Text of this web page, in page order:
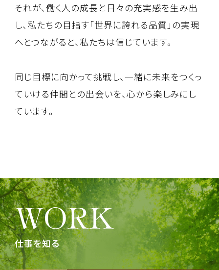
それが、働く人の成長と日々の充実感を生み出
し、私たちの目指す「世界に誇れる品質」の実現
へとつながると、私たちは信じています。
同じ目標に向かって挑戦し、一緒に未来をつくっ
ていける仲間との出会いを、心から楽しみにし
ています。
仕事を知る